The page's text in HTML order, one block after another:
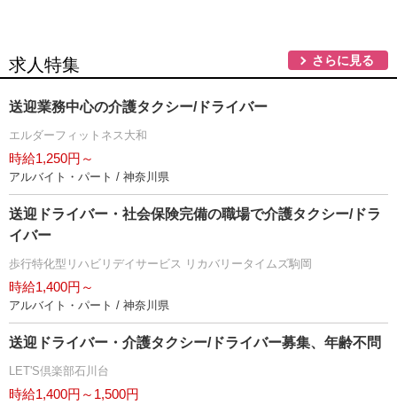
求人特集 さらに見る
送迎業務中心の介護タクシー/ドライバー
エルダーフィットネス大和
時給1,250円～
アルバイト・パート / 神奈川県
送迎ドライバー・社会保険完備の職場で介護タクシー/ドラ
イバー
歩行特化型リハビリデイサービス リカバリータイムズ駒岡
時給1,400円～
アルバイト・パート / 神奈川県
送迎ドライバー・介護タクシー/ドライバー募集、年齢不問
LET'S倶楽部石川台
時給1,400円～1,500円